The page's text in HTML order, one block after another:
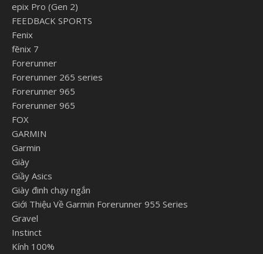
epix Pro (Gen 2)
FEEDBACK SPORTS
Fenix
fēnix 7
Forerunner
Forerunner 265 series
Forerunner 965
Forerunner 965
FOX
GARMIN
Garmin
Giày
Giầy Asics
Giày đinh chạy ngắn
Giới Thiệu Về Garmin Forerunner 955 Series
Gravel
Instinct
Kính 100%